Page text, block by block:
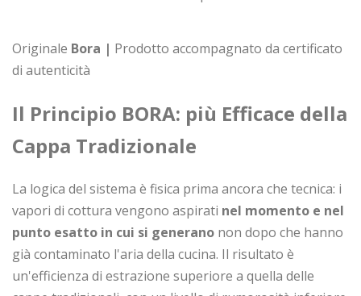
Originale Bora | Prodotto accompagnato da certificato
di autenticità
Il Principio BORA: più Efficace della
Cappa Tradizionale
La logica del sistema è fisica prima ancora che tecnica: i
vapori di cottura vengono aspirati nel momento e nel
punto esatto in cui si generano non dopo che hanno
già contaminato l'aria della cucina. Il risultato è
un'efficienza di estrazione superiore a quella delle